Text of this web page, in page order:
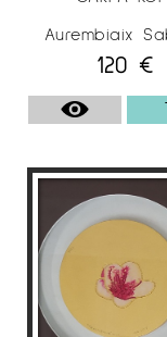
i Arquitectes
EXPOSICIONS
. 2020
– Galeria
2018
Aurembiaix
120 €